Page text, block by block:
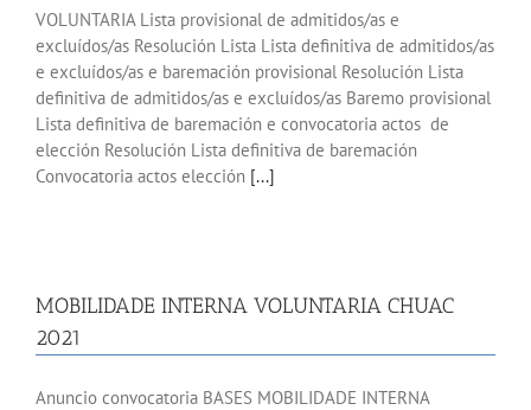
VOLUNTARIA Lista provisional de admitidos/as e
excluídos/as Resolución Lista Lista definitiva de admitidos/as
e excluídos/as e baremación provisional Resolución Lista
definitiva de admitidos/as e excluídos/as Baremo provisional
Lista definitiva de baremación e convocatoria actos de
elección Resolución Lista definitiva de baremación
Convocatoria actos elección [...]
MOBILIDADE INTERNA VOLUNTARIA CHUAC
2021
Anuncio convocatoria BASES MOBILIDADE INTERNA